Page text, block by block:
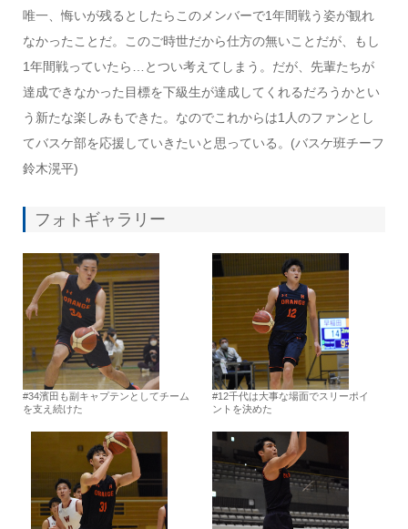
唯一、悔いが残るとしたらこのメンバーで1年間戦う姿が観れ
なかったことだ。このご時世だから仕方の無いことだが、もし
1年間戦っていたら…とつい考えてしまう。だが、先輩たちが
達成できなかった目標を下級生が達成してくれるだろうかとい
う新たな楽しみもできた。なのでこれからは1人のファンとし
てバスケ部を応援していきたいと思っている。(バスケ班チーフ
鈴木滉平)
フォトギャラリー
#34濱田も副キャプテンとしてチーム
を支え続けた
#12千代は大事な場面でスリーポイ
ントを決めた